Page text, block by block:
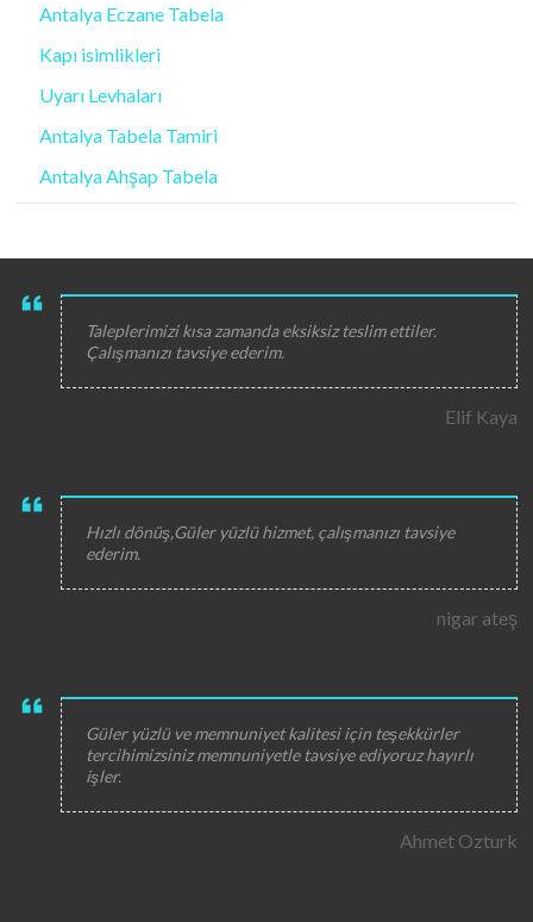
Antalya Eczane Tabela
Kapı isimlikleri
Uyarı Levhaları
Antalya Tabela Tamiri
Antalya Ahşap Tabela
Taleplerimizi kısa zamanda eksiksiz teslim ettiler.
Çalışmanızı tavsiye ederim.
Elif Kaya
Hızlı dönüş,Güler yüzlü hizmet, çalışmanızı tavsiye
ederim.
nigar ateş
Güler yüzlü ve memnuniyet kalitesi için teşekkürler
tercihimizsiniz memnuniyetle tavsiye ediyoruz hayırlı
işler.
Ahmet Ozturk